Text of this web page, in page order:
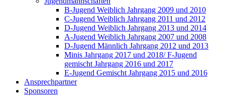
B-Jugend Weiblich Jahrgang 2009 und 2010
C-Jugend Weiblich Jahrgang 2011 und 2012
D-Jugend Weiblich Jahrgang 2013 und 2014
A-Jugend Weiblich Jahrgang 2007 und 2008
D-Jugend Männlich Jahrgang 2012 und 2013
Minis Jahrgang 2017 und 2018/ F-Jugend
gemischt Jahrgang 2016 und 2017
E-Jugend Gemischt Jahrgang 2015 und 2016
Ansprechpartner
Sponsoren